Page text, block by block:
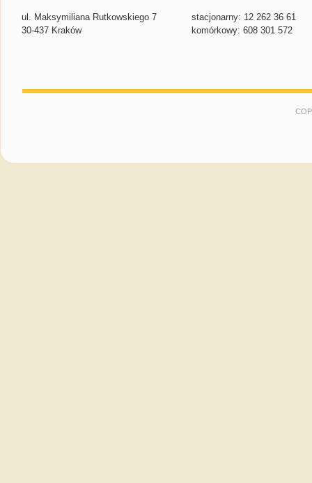
ul. Maksymiliana Rutkowskiego 7
30-437 Kraków
stacjonarny: 12 262 36 61
komórkowy: 608 301 572